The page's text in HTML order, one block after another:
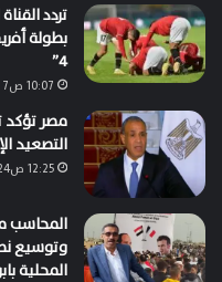
تردد
4”
10:07 ص7 يوليو، 2023
مصر تؤكد
التصعيد
12:25 ص24 يونيو، 2025
المحاسب
وتوسيع
المحلية